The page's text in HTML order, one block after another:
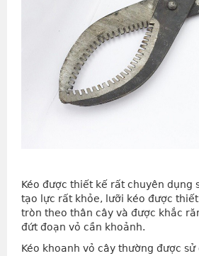
Kéo được thiết kế rất chuyên dụng
tạo lực rất khỏe, lưỡi kéo được
tròn theo thân cây và được khắc
đứt đoạn vỏ cần khoảnh.
Kéo khoanh vỏ cây thường được